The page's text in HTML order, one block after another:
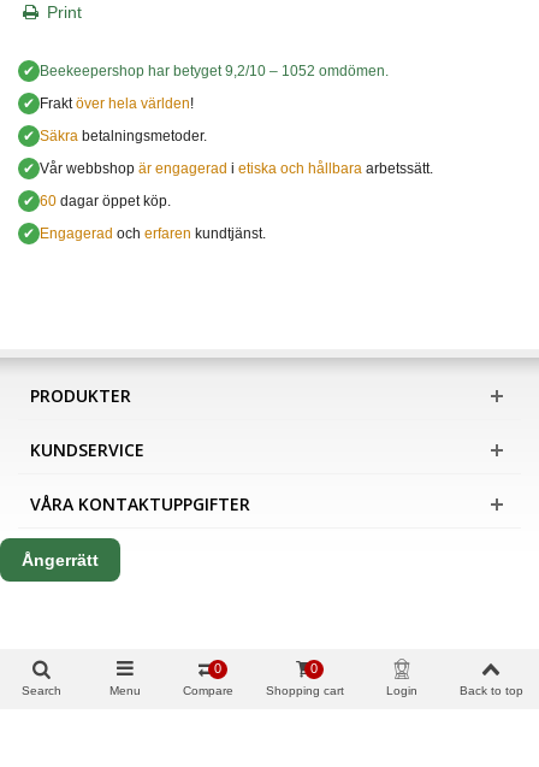
Print
✔ Beekeepershop har betyget 9,2/10 – 1052 omdömen.
✔ Fraktöver hela världen!
✔ Säkra betalningsmetoder.
✔ Vår webbshop är engagerad i etiska och hållbara arbetssätt.
✔ 60 dagar öppet köp.
✔ Engagerad och erfaren kundtjänst.
PRODUKTER
KUNDSERVICE
VÅRA KONTAKTUPPGIFTER
Ångerrätt
Search Menu Compare
0
Shopping cart
0
Login Back to top